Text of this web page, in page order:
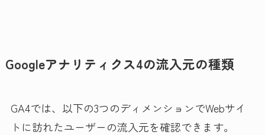
Googleアナリティクス4の流入元の種類
GA4では、以下の3つのディメンションでWebサイ
トに訪れたユーザーの流入元を確認できます。